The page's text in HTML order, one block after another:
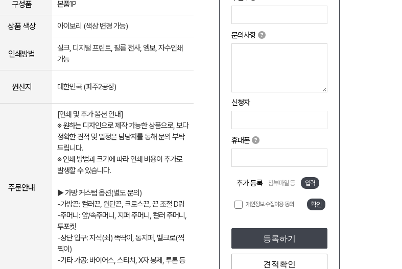
문의사항
신청자
휴대폰
추가 등록 첨부파일 등 입력
개인정보 수집이용 동의 확인
등록하기
견적확인
구성품 본품1P
상품 색상 아이보리 (색상 변경 가능)
인쇄방법
실크, 디지털 프린트, 필름 전사, 엠보, 자수인쇄
가능
원산지 대한민국 (파주2공장)
주문안내
[인쇄 및 추가 옵션 안내]
※ 원하는 디자인으로 제작 가능한 상품으로, 보다
정확한 견적 및 일정은 담당자를 통해 문의 부탁
드립니다.
※ 인쇄 방법과 크기에 따라 인쇄 비용이 추가로
발생할 수 있습니다.
▶ 가방 커스텀 옵션(별도 문의)
-가방끈: 컬러끈, 원단끈, 크로스끈, 끈 조절 D링
-주머니: 앞/속주머니, 지퍼 주머니, 컬러 주머니,
투포켓
-상단 입구: 자석(쇠) 똑딱이, 통지퍼, 벨크로(찍
찍이)
-기타 가공: 바이어스, 스티치, X자 봉제, 투톤 등